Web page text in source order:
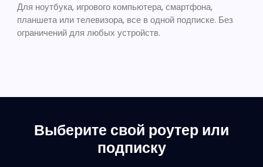
Для ноутбука, игрового компьютера, смартфона,
планшета или телевизора, все в одной подписке. Без
ограничений для любых устройств.
Выберите свой роутер или
подписку